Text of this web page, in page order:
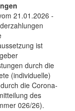
21.01.2026 -
ist
durch die
(individuelle)
die Corona-
des
026/26).